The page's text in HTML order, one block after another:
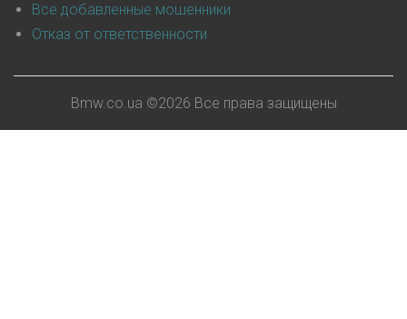
Все добавленные мошенники
Отказ от ответственности
Bmw.co.ua ©2026 Все права защищены